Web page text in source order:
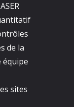
de la
équipe
sites